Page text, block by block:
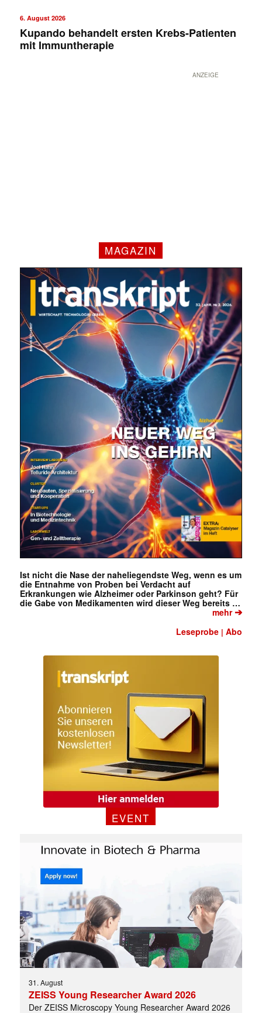
6. August 2026
Kupando behandelt ersten Krebs-Patienten
mit Immuntherapie
ANZEIGE
MAGAZIN
Ist nicht die Nase der naheliegendste Weg, wenn es um
die Entnahme von Proben bei Verdacht auf
Erkrankungen wie Alzheimer oder Parkinson geht? Für
die Gabe von Medikamenten wird dieser Weg bereits …
mehr➔
Leseprobe |Abo
EVENT
31. August
ZEISS Young Researcher Award 2026
Der ZEISS Microscopy Young Researcher Award 2026